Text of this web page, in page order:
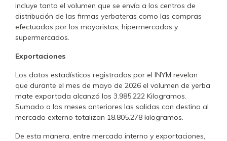
incluye tanto el volumen que se envía a los centros de
distribución de las firmas yerbateras como las compras
efectuadas por los mayoristas, hipermercados y
supermercados.
Exportaciones
Los datos estadísticos registrados por el INYM revelan
que durante el mes de mayo de 2026 el volumen de yerba
mate exportada alcanzó los 3.985.222 Kilogramos.
Sumado a los meses anteriores las salidas con destino al
mercado externo totalizan 18.805.278 kilogramos.
De esta manera, entre mercado interno y exportaciones,